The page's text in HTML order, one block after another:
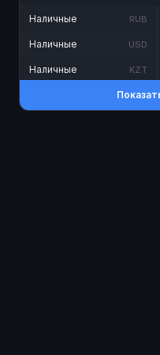
Наличные RUB
Наличные USD
Наличные KZT